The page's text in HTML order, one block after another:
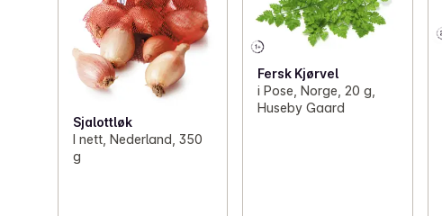
Sjalottløk
I nett, Nederland, 350
g
Fersk Kjørvel
i Pose, Norge, 20 g,
Huseby Gaard